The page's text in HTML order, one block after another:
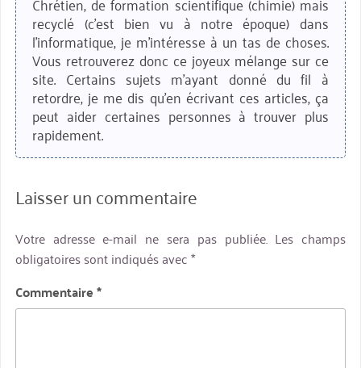
recyclé (c'est bien vu à notre époque) dans
l'informatique, je m'intéresse à un tas de choses.
Vous retrouverez donc ce joyeux mélange sur ce
site. Certains sujets m'ayant donné du fil à
retordre, je me dis qu'en écrivant ces articles, ça
peut aider certaines personnes à trouver plus
rapidement.
Laisser un commentaire
Votre adresse e-mail ne sera pas publiée. Les champs
obligatoires sont indiqués avec*
Commentaire*